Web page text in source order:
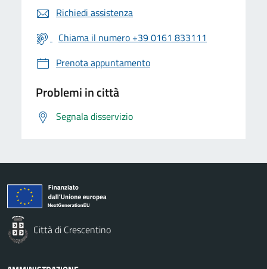
Richiedi assistenza
Chiama il numero +39 0161 833111
Prenota appuntamento
Problemi in città
Segnala disservizio
Città di Crescentino